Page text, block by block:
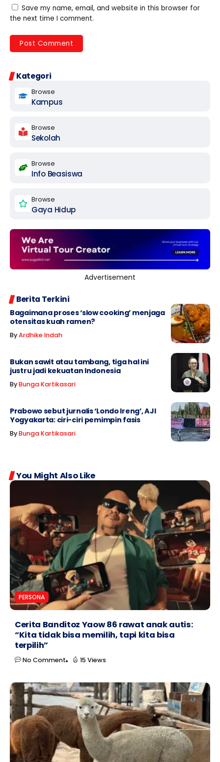
Save my name, email, and website in this browser for
the next time I comment.
Kategori
Browse
Kampus
Browse
Sekolah
Browse
Info Beasiswa
Browse
Gaya Hidup
Advertisement
Berita Terkini
Bagaimana proses ‘slow cooking’ menjaga
otensitas kuah ramen?
ByArdhike Indah
Bukan sawit atau tambang, tiga hal ini
justru jadi kekuatan Indonesia
ByBunga Kartikasari
Prabowo sebut jurnalis ‘Londo Ireng’, AJI
Yogyakarta: ciri-ciri pemimpin fasis
ByBunga Kartikasari
You Might Also Like
PERSONA
Cerita Banditoz Yaow 86 rawat anak autis:
“Kita tidak bisa memilih, tapi kita bisa
terpilih”
No Comment 15 Views